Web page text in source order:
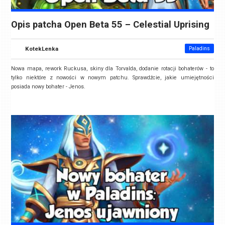
Opis patcha Open Beta 55 – Celestial Uprising
KotekLenka Paladins
Nowa mapa, rework Ruckusa, skiny dla Torvalda, dodanie rotacji bohaterów - to
tylko niektóre z nowości w nowym patchu. Sprawdźcie, jakie umiejętności
posiada nowy bohater - Jenos.